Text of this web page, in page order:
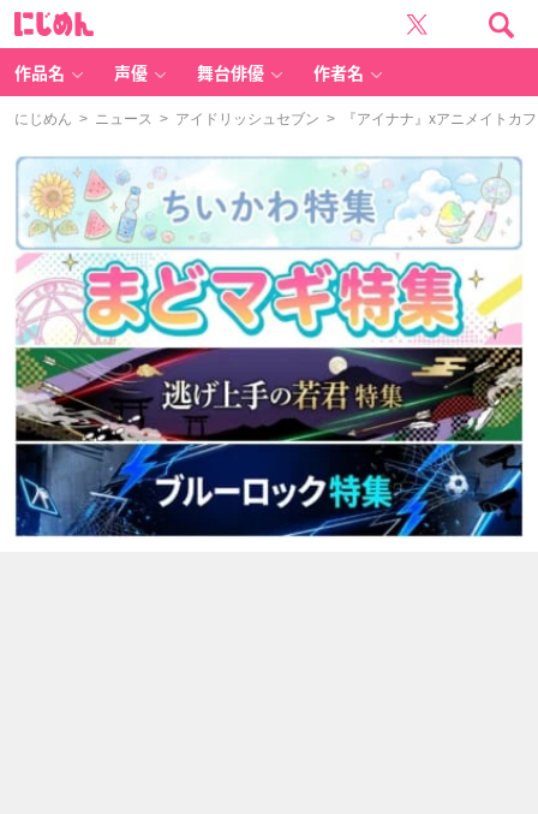
作品名 声優 舞台俳優 作者名
にじめん > ニュース > アイドリッシュセブン > 『アイナナ』xアニメイトカ